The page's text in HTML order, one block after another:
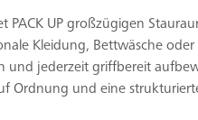
UP großzügigen
Kleidung, Bettwäsche oder
und jederzeit griffbereit
Ordnung und eine